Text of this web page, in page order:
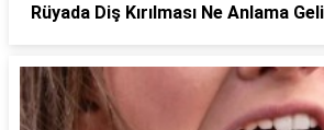
Rüyada Diş Kırılması Ne Anlama